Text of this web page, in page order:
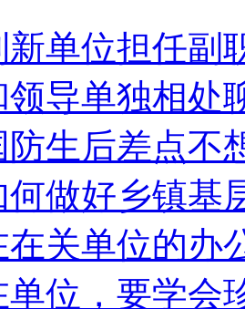
新单位担任副
领导单独相处
防生后差点不
何做好乡镇基
在关单位的办
单位，要学会